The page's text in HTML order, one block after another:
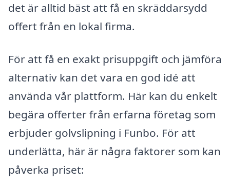
det är alltid bäst att få en skräddarsydd
offert från en lokal firma.
För att få en exakt prisuppgift och jämföra
alternativ kan det vara en god idé att
använda vår plattform. Här kan du enkelt
begära offerter från erfarna företag som
erbjuder golvslipning i Funbo. För att
underlätta, här är några faktorer som kan
påverka priset: